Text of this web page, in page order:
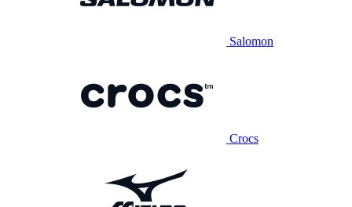
Salomon
Crocs